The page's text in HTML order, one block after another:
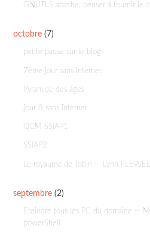
GNUTLS apache, penser à fournir le
octobre (7)
petite pause sur le blog
7ème jour sans internet
Pyramide des âges
jour 8 sans internet
QCM SSIAP1
SSIAP2
Le royaume de Tobin -- Lynn
septembre (2)
Eteindre tous les PC du domaine --
powerShell